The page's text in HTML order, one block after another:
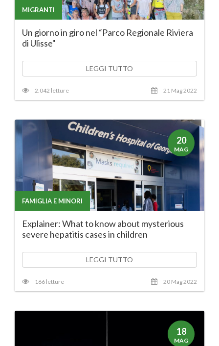
MIGRANTI
Un giorno in giro nel “Parco Regionale Riviera
di Ulisse"
LEGGI TUTTO
2.042 letture 21 Mag 2022
20
MAG
FAMIGLIA E MINORI
Explainer: What to know about mysterious
severe hepatitis cases in children
LEGGI TUTTO
166 letture 20 Mag 2022
18
MAG